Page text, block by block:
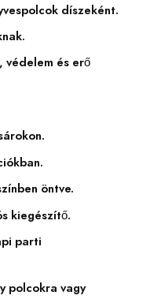
díszeként.
és erő
öntve.
kiegészítő.
parti
polcokra vagy